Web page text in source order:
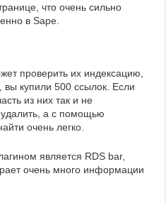
что очень сильно
в Sape.
проверить их индексацию,
купили 500 ссылок. Если
из них так и не
а с помощью
очень легко.
является RDS bar,
очень много информации